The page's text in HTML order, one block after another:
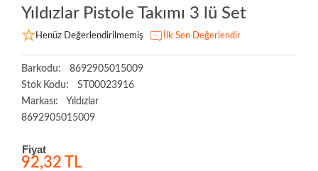
Yıldızlar Pistole Takımı 3 lü Set
Henüz Değerlendirilmemiş İlk Sen Değerlendir
Barkodu:
8692905015009
Stok Kodu:
ST00023916
Markası:
Yıldızlar
8692905015009
Fiyat
92,32 TL